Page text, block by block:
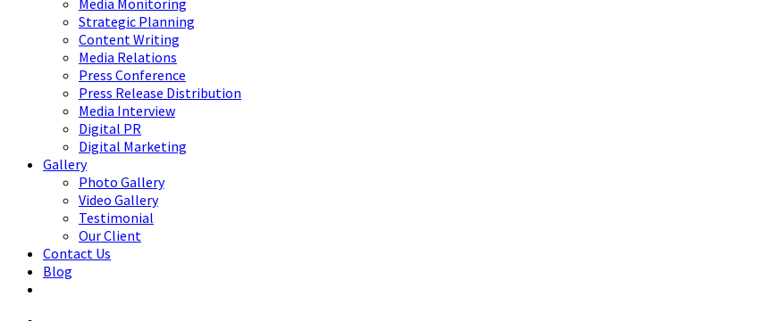
Media Monitoring
Strategic Planning
Content Writing
Media Relations
Press Conference
Press Release Distribution
Media Interview
Digital PR
Digital Marketing
Gallery
Photo Gallery
Video Gallery
Testimonial
Our Client
Contact Us
Blog